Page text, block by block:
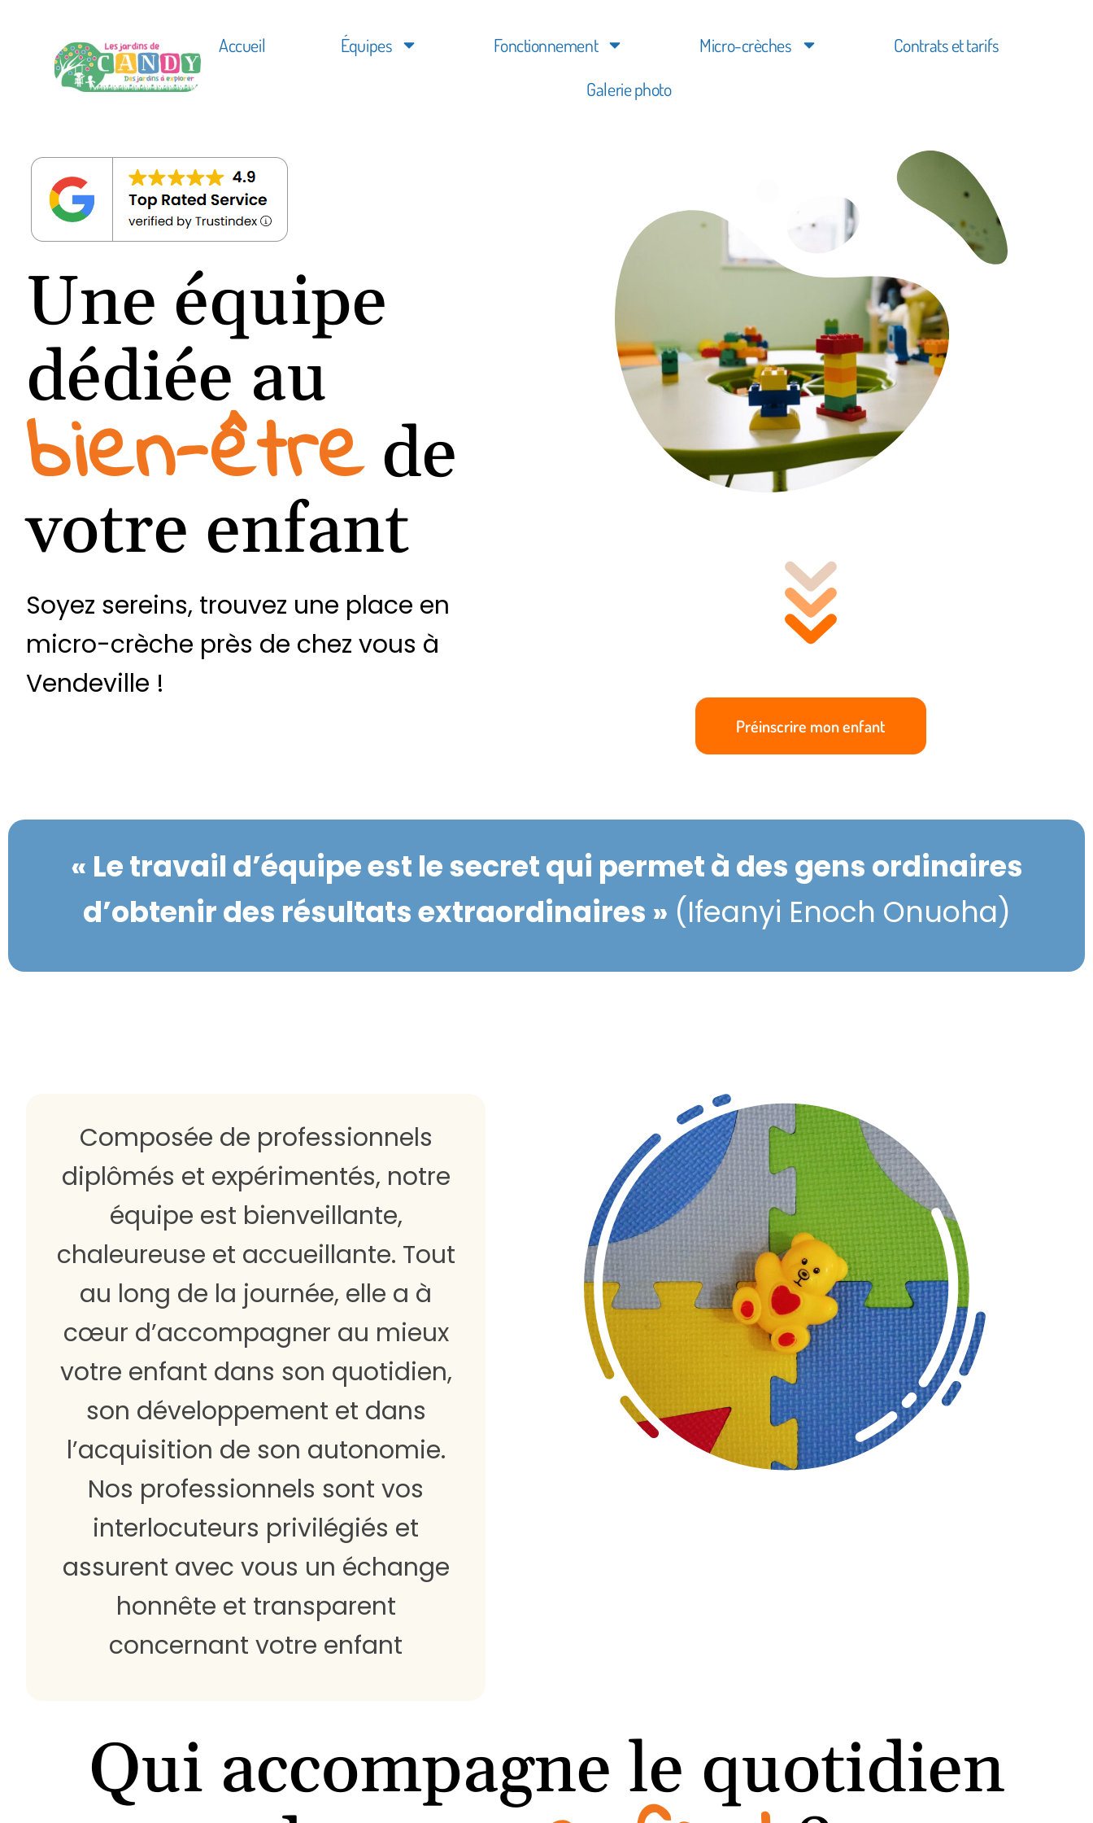
Accueil Équipes Fonctionnement Micro-crèches
Contrats et tarifs
Galerie photo
Une équipe
dédiée au
bien-êtrede
votre enfant
Soyez sereins, trouvez une place en
micro-crèche près de chez vous à
Vendeville !
Préinscrire mon enfant
« Le travail d’équipe est le secret qui permet à des gens ordinaires
d’obtenir des résultats extraordinaires » (Ifeanyi Enoch Onuoha)
Composée de professionnels
diplômés et expérimentés, notre
équipe est bienveillante,
chaleureuse et accueillante. Tout
au long de la journée, elle a à
cœur d’accompagner au mieux
votre enfant dans son quotidien,
son développement et dans
l’acquisition de son autonomie.
Nos professionnels sont vos
interlocuteurs privilégiés et
assurent avec vous un échange
honnête et transparent
concernant votre enfant
Qui accompagne le quotidien